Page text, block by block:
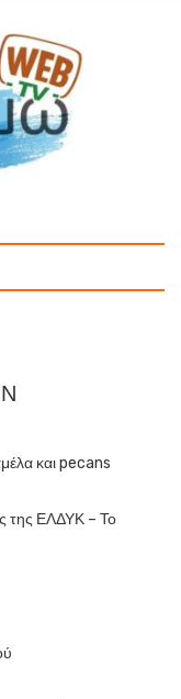
και pecans
της ΕΛΔΥΚ – Το